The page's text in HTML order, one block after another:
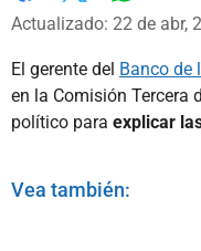
Facebook
X
Actualizado: 22 de abr,
El gerente del Banco de
en la Comisión Tercera
político para explicar
Vea también: